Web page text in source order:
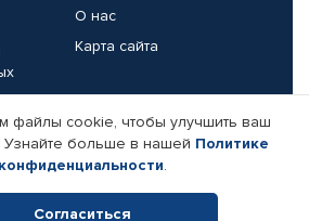
О нас
Карта сайта
Реквизиты компании
файлы cookie, чтобы улучшить ваш
Узнайте больше в нашей Политике
конфиденциальности.
Согласиться